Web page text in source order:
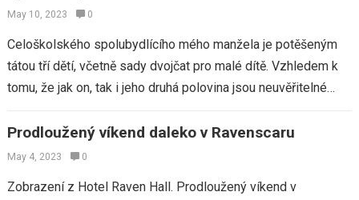
May 10, 2023 0
Celoškolského spolubydlícího mého manžela je potěšeným
tátou tří dětí, včetně sady dvojčat pro malé dítě. Vzhledem k
tomu, že jak on, tak i jeho druhá polovina jsou neuvěřitelné
Prodloužený víkend daleko v Ravenscaru
May 4, 2023 0
Zobrazení z Hotel Raven Hall. Prodloužený víkend v